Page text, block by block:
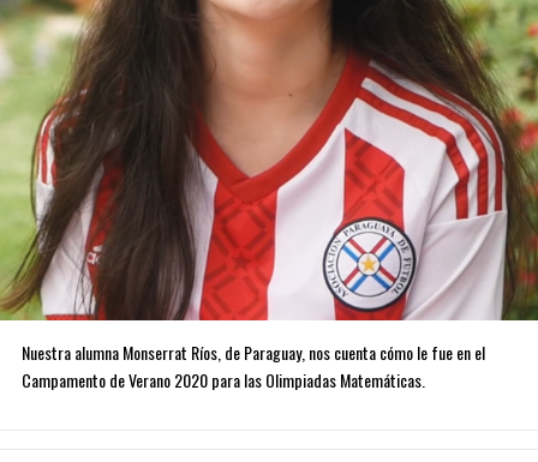
Nuestra alumna Monserrat Ríos, de Paraguay, nos cuenta cómo le fue en el
Campamento de Verano 2020 para las Olimpiadas Matemáticas.